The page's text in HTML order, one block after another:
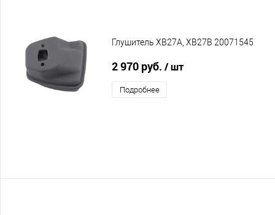
Глушитель XB27A, XB27B 20071545
2 970 руб. / шт
Подробнее